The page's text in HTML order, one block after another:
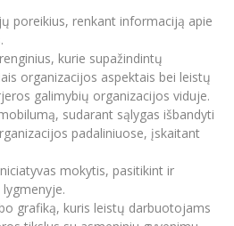
poreikius, renkant informaciją apie
kurie supažindintų
organizacijos aspektais bei leistų
galimybių organizacijos viduje.
sudarant sąlygas išbandyti
padaliniuose, įskaitant
mokytis, pasitikint ir
grafiką, kuris leistų darbuotojams